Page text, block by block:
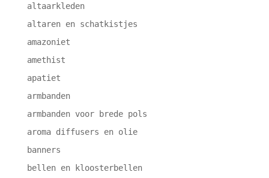
altaarkleden
altaren en schatkistjes
amazoniet
amethist
apatiet
armbanden
armbanden voor brede pols
aroma diffusers en olie
banners
bellen en kloosterbellen